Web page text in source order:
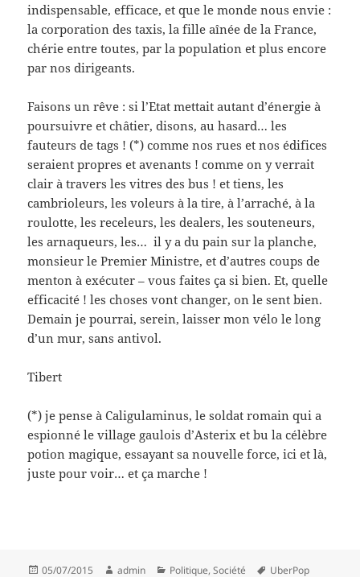
indispensable, efficace, et que le monde nous envie :
la corporation des taxis, la fille aînée de la France,
chérie entre toutes, par la population et plus encore
par nos dirigeants.
Faisons un rêve : si l’Etat mettait autant d’énergie à
poursuivre et châtier, disons, au hasard… les
fauteurs de tags ! (*) comme nos rues et nos édifices
seraient propres et avenants ! comme on y verrait
clair à travers les vitres des bus ! et tiens, les
cambrioleurs, les voleurs à la tire, à l’arraché, à la
roulotte, les receleurs, les dealers, les souteneurs,
les arnaqueurs, les… il y a du pain sur la planche,
monsieur le Premier Ministre, et d’autres coups de
menton à exécuter – vous faites ça si bien. Et, quelle
efficacité ! les choses vont changer, on le sent bien.
Demain je pourrai, serein, laisser mon vélo le long
d’un mur, sans antivol.
Tibert
(*) je pense à Caligulaminus, le soldat romain qui a
espionné le village gaulois d’Asterix et bu la célèbre
potion magique, essayant sa nouvelle force, ici et là,
juste pour voir… et ça marche !
Posted
05/07/2015 Author
admin Categories
Politique,Société Tags
UberPop